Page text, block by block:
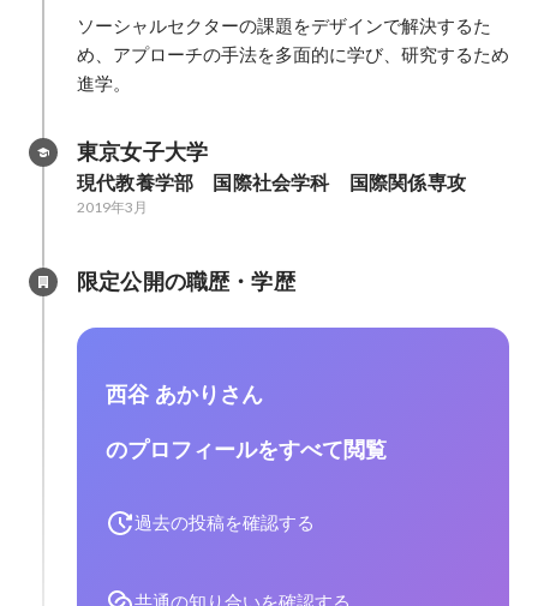
ソーシャルセクターの課題をデザインで解決するた
め、アプローチの手法を多面的に学び、研究するため
進学。
東京女子大学
現代教養学部　国際社会学科　国際関係専攻
2019年3月
限定公開の職歴・学歴
西谷 あかりさん
のプロフィールをすべて閲覧
過去の投稿を確認する